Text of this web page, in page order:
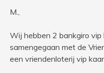
M.,
Wij hebben 2 bankgiro vip
samengegaan met de
een vriendenloterij vip